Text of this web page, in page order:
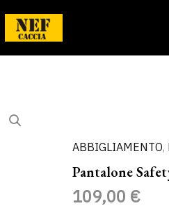
ABBIGLIAMENTO,
Pantalone
109,00 €
VERDE
quantità